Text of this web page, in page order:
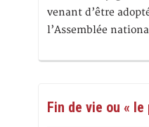
venant d’être
l’Assemblée
Fin de vie ou «